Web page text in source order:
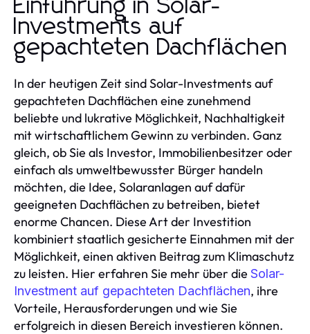
Einführung in Solar-
Investments auf
gepachteten Dachflächen
In der heutigen Zeit sind Solar-Investments auf
gepachteten Dachflächen eine zunehmend
beliebte und lukrative Möglichkeit, Nachhaltigkeit
mit wirtschaftlichem Gewinn zu verbinden. Ganz
gleich, ob Sie als Investor, Immobilienbesitzer oder
einfach als umweltbewusster Bürger handeln
möchten, die Idee, Solaranlagen auf dafür
geeigneten Dachflächen zu betreiben, bietet
enorme Chancen. Diese Art der Investition
kombiniert staatlich gesicherte Einnahmen mit der
Möglichkeit, einen aktiven Beitrag zum Klimaschutz
zu leisten. Hier erfahren Sie mehr über die Solar-
Investment auf gepachteten Dachflächen, ihre
Vorteile, Herausforderungen und wie Sie
erfolgreich in diesen Bereich investieren können.